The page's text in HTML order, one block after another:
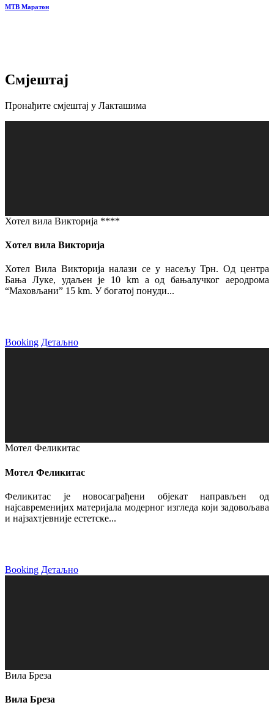
MTB Маратон
Смјештај
Пронађите смјештај у Лакташима
Хотел вила Викторија ****
Хотел вила Викторија
Хотел Вила Викторија налази се у насељу Трн. Од центра
Бања Луке, удаљен је 10 km а од бањалучког аеродрома
“Маховљани” 15 km. У богатој понуди...
Booking Детаљно
Мотел Феликитас
Мотел Феликитас
Феликитас је новосаграђени објекат направљен од
најсавременијих материјала модерног изгледа који задовољава
и најзахтјевније естетске...
Booking Детаљно
Вила Бреза
Вила Бреза